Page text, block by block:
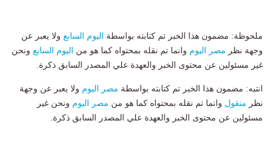
ملحوظة: مضمون هذا الخبر تم كتابته بواسطة اليوم السابع ولا يعبر عن
وجهة نظر مصر اليوم وانما تم نقله بمحتواه كما هو من اليوم السابع ونحن
غير مسئولين عن محتوى الخبر والعهدة علي المصدر السابق ذكرة.
انتبه: مضمون هذا الخبر تم كتابته بواسطة مصر اليوم ولا يعبر عن وجهة
نظر منقول وانما تم نقله بمحتواه كما هو من مصر اليوم ونحن غير
مسئولين عن محتوى الخبر والعهدة علي المصدر السابق ذكرة.